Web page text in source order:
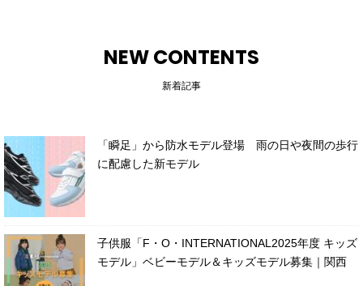
NEW CONTENTS
新着記事
「瞬足」から防水モデル登場 雨の日や夜間の歩行
に配慮した新モデル
子供服「F・O・INTERNATIONAL2025年度 キッズ
モデル」ベビーモデル＆キッズモデル募集｜関西